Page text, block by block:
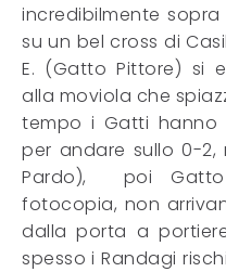
incredibilmente
su un bel cross di
E. (Gatto Pittore) si
alla moviola che
tempo i Gatti hanno
per andare sullo 0-2,
Pardo), poi
fotocopia, non
dalla porta a
spesso i Randagi